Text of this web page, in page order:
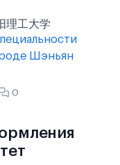
工大学
Шэньян
0